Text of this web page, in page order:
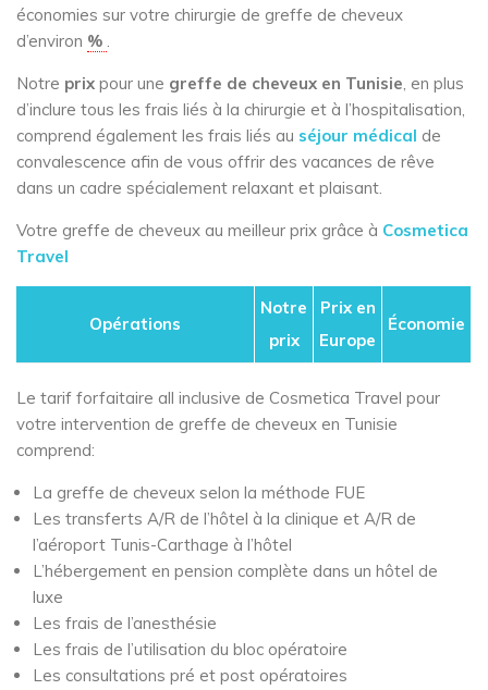
économies sur votre chirurgie de greffe de cheveux
d’environ % .
Notre prix pour une greffe de cheveux en Tunisie, en plus
d’inclure tous les frais liés à la chirurgie et à l’hospitalisation,
comprend également les frais liés au séjour médical de
convalescence afin de vous offrir des vacances de rêve
dans un cadre spécialement relaxant et plaisant.
Votre greffe de cheveux au meilleur prix grâce à Cosmetica
Travel
Opérations
Notre
prix
Prix en
Europe
Économie
Le tarif forfaitaire all inclusive de Cosmetica Travel pour
votre intervention de greffe de cheveux en Tunisie
comprend:
La greffe de cheveux selon la méthode FUE
Les transferts A/R de l’hôtel à la clinique et A/R de
l’aéroport Tunis-Carthage à l’hôtel
L’hébergement en pension complète dans un hôtel de
luxe
Les frais de l’anesthésie
Les frais de l’utilisation du bloc opératoire
Les consultations pré et post opératoires